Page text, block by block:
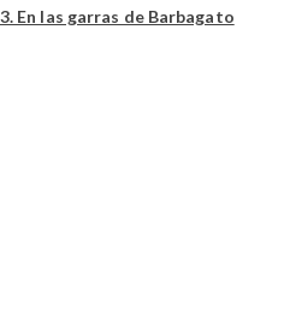
En las garras de Barbagato